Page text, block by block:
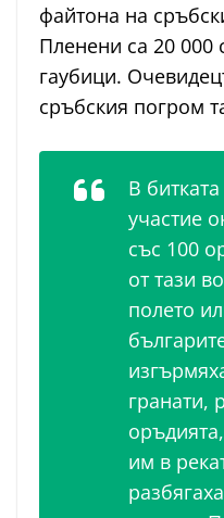
файтона на
Пленени са 20 000
гаубици.
сръбския погром
В
участие
със 100
от тази
полето
гранати,
им в